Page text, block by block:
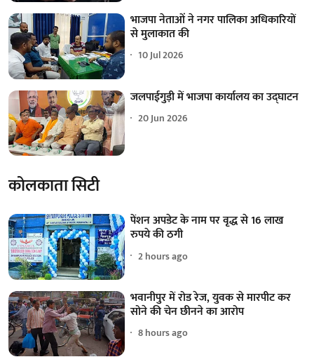
भाजपा नेताओं ने नगर पालिका अधिकारियों
से मुलाकात की
10 Jul 2026
जलपाईगुड़ी में भाजपा कार्यालय का उद्घाटन
20 Jun 2026
कोलकाता सिटी
पेंशन अपडेट के नाम पर वृद्ध से 16 लाख
रुपये की ठगी
2 hours ago
भवानीपुर में रोड रेज, युवक से मारपीट कर
सोने की चेन छीनने का आरोप
8 hours ago